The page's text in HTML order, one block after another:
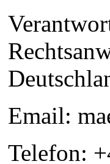
Email:
Telefon: